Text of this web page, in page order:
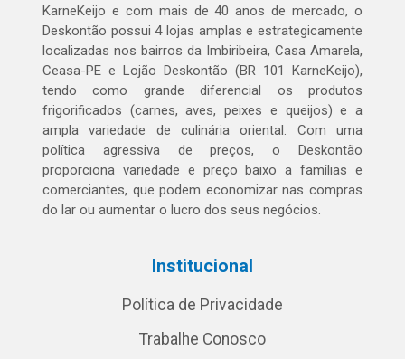
KarneKeijo e com mais de 40 anos de mercado, o
Deskontão possui 4 lojas amplas e estrategicamente
localizadas nos bairros da Imbiribeira, Casa Amarela,
Ceasa-PE e Lojão Deskontão (BR 101 KarneKeijo),
tendo como grande diferencial os produtos
frigorificados (carnes, aves, peixes e queijos) e a
ampla variedade de culinária oriental. Com uma
política agressiva de preços, o Deskontão
proporciona variedade e preço baixo a famílias e
comerciantes, que podem economizar nas compras
do lar ou aumentar o lucro dos seus negócios.
Institucional
Política de Privacidade
Trabalhe Conosco